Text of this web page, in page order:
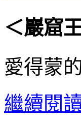
＜巖窟
愛得蒙
繼續閱